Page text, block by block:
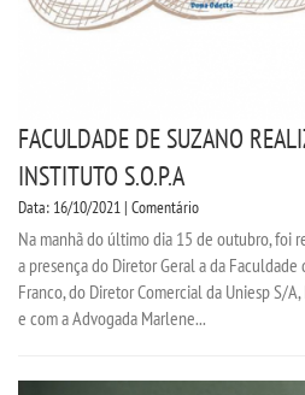
SEGUNDA GRADUAÃ§Ã£O
EDITAL
REEMBOLSO
PUBLICAÃ§ÃΜES
FACULDADE DE SUZANO
INSTITUTO S.O.P.A
Data: 16/10/2021 | Comentário
Na manhã do último dia 15 de outubro, foi
a presença do Diretor Geral a da
Franco, do Diretor Comercial da Uniesp S/
e com a Advogada Marlene...